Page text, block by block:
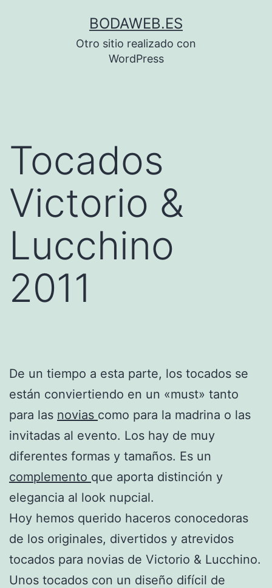
BODAWEB.ES
Otro sitio realizado con
WordPress
Tocados
Victorio &
Lucchino
2011
De un tiempo a esta parte, los tocados se
están conviertiendo en un «must» tanto
para las novias como para la madrina o las
invitadas al evento. Los hay de muy
diferentes formas y tamaños. Es un
complemento que aporta distinción y
elegancia al look nupcial.
Hoy hemos querido haceros conocedoras
de los originales, divertidos y atrevidos
tocados para novias de Victorio & Lucchino.
Unos tocados con un diseño difícil de